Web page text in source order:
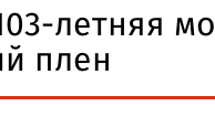
летняя
плен